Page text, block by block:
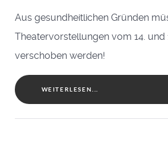
Aus gesundheitlichen Gründen
Theatervorstellungen vom 14. und
verschoben werden!
WEITERLESEN...